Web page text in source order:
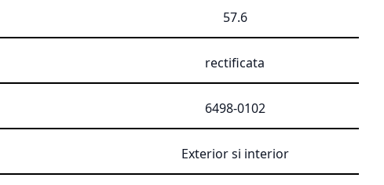
57.6
rectificata
6498-0102
Exterior si interior